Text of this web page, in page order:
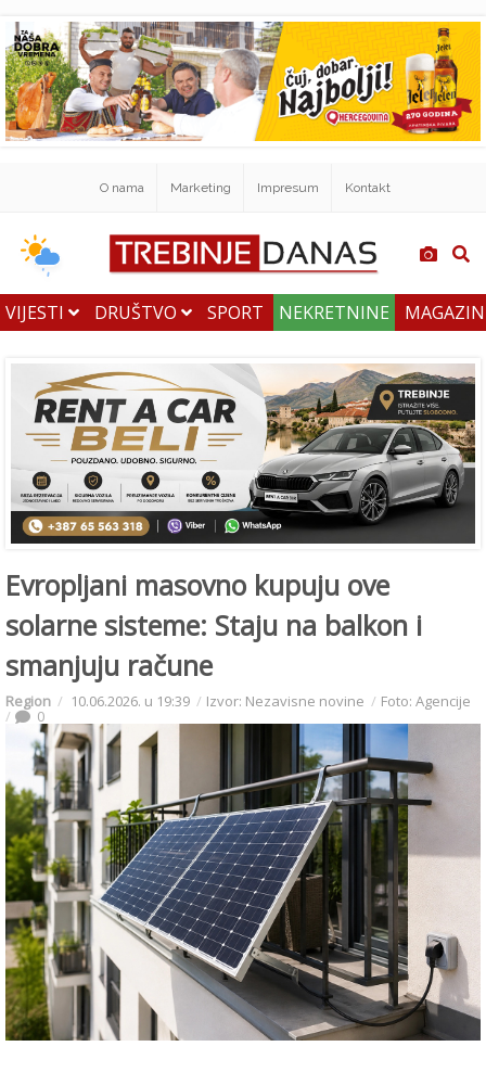
O nama Marketing Impresum Kontakt
VIJESTI DRUŠTVO SPORT NEKRETNINE
Evropljani masovno kupuju ove
solarne sisteme: Staju na balkon i
smanjuju račune
Region 10.06.2026. u 19:39 Izvor: Nezavisne novine Foto: Agencije
0